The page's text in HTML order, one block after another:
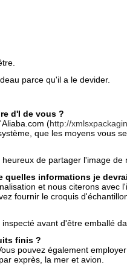
parce qu'il a le devider.
d'I de vous ?
(http://
que les moyens vous
de partager l'image
quelles informations je
et nous citerons
fournir le croquis
avant d'être emballé
finis ?
pouvez également
exprès, la mer et avion.